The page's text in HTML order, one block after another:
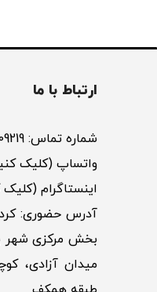
ارتباط با ما
شماره تماس: 09121909219
واتساپ (کلیک
اینستاگرام
آدرس حضوری:
بخش مرکزی شهر